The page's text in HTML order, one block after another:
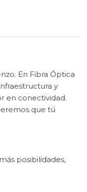
En Fibra Óptica
y
en conectividad.
que tú
posibilidades,